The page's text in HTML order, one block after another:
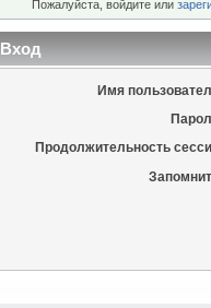
Пожалуйста, войдите или
Вход
Имя
Продолжительность